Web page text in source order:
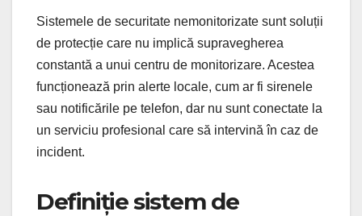
Sistemele de securitate nemonitorizate sunt soluții
de protecție care nu implică supravegherea
constantă a unui centru de monitorizare. Acestea
funcționează prin alerte locale, cum ar fi sirenele
sau notificările pe telefon, dar nu sunt conectate la
un serviciu profesional care să intervină în caz de
incident.
Definiție sistem de